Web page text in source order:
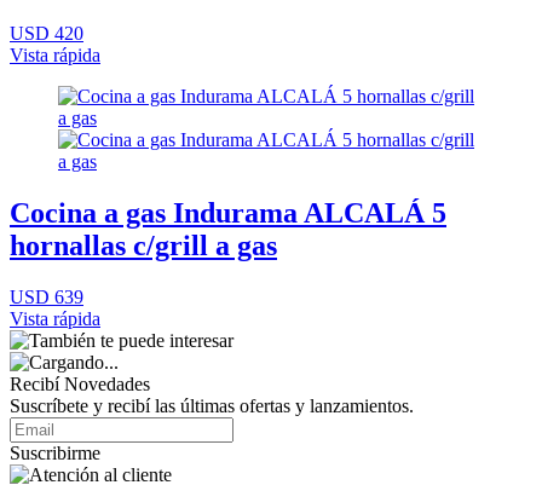
USD 420
Vista rápida
Cocina a gas Indurama ALCALÁ 5
hornallas c/grill a gas
USD 639
Vista rápida
Recibí Novedades
Suscríbete y recibí las últimas ofertas y lanzamientos.
Suscribirme